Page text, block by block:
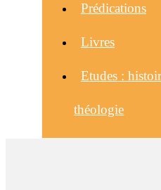
Prédications
Livres
Etudes :
théologie